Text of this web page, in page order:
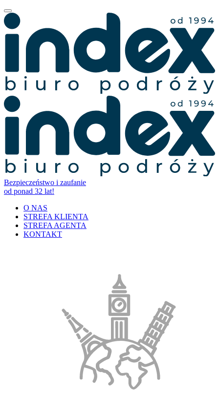
Bezpieczeństwo i zaufanie
od ponad 32 lat!
O NAS
STREFA KLIENTA
STREFA AGENTA
KONTAKT